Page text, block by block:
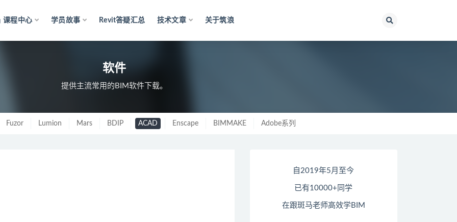
课程中心 学员故事 Revit答疑汇总 技术文章 关于筑浪
软件
提供主流常用的BIM软件下载。
Fuzor Lumion Mars BDIP ACAD Enscape BIMMAKE Adobe系列
自2019年5月至今
已有10000+同学
在跟斑马老师高效学BIM